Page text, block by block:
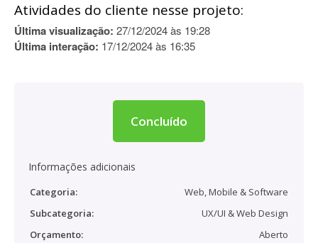
Atividades do cliente nesse projeto:
Última visualização: 27/12/2024 às 19:28
Última interação: 17/12/2024 às 16:35
Concluído
Informações adicionais
Categoria:
Web, Mobile & Software
Subcategoria:
UX/UI & Web Design
Orçamento:
Aberto